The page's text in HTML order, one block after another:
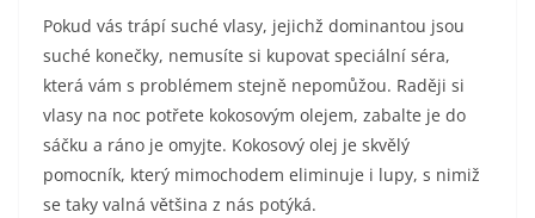
Pokud vás trápí suché vlasy, jejichž dominantou jsou
suché konečky, nemusíte si kupovat speciální séra,
která vám s problémem stejně nepomůžou. Raději si
vlasy na noc potřete kokosovým olejem, zabalte je do
sáčku a ráno je omyjte. Kokosový olej je skvělý
pomocník, který mimochodem eliminuje i lupy, s nimiž
se taky valná většina z nás potýká.